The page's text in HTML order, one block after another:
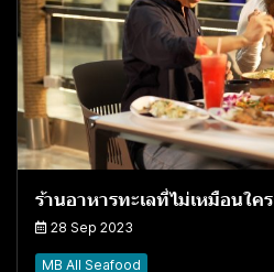
ร้านอาหารทะเลที่ไม่เหมือนใคร
28 Sep 2023
MB All Seafood